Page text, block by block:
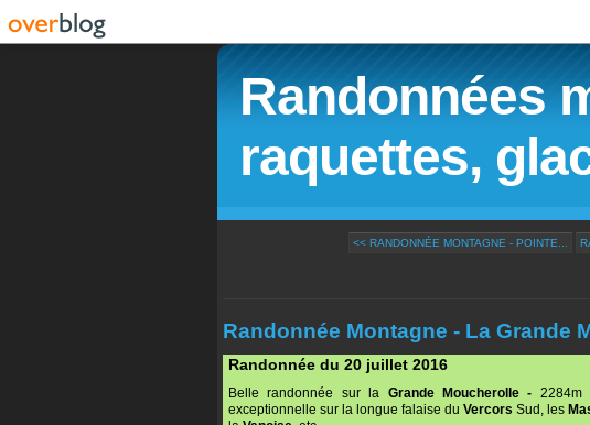
Randonnées
raquettes,
<< RANDONNÉE MONTAGNE - POINTE...
Randonnée Montagne - La Grande
Randonnée du 20 juillet 2016
Belle randonnée sur la Grande Moucherolle - 2284m
exceptionnelle sur la longue falaise du Vercors Sud, les